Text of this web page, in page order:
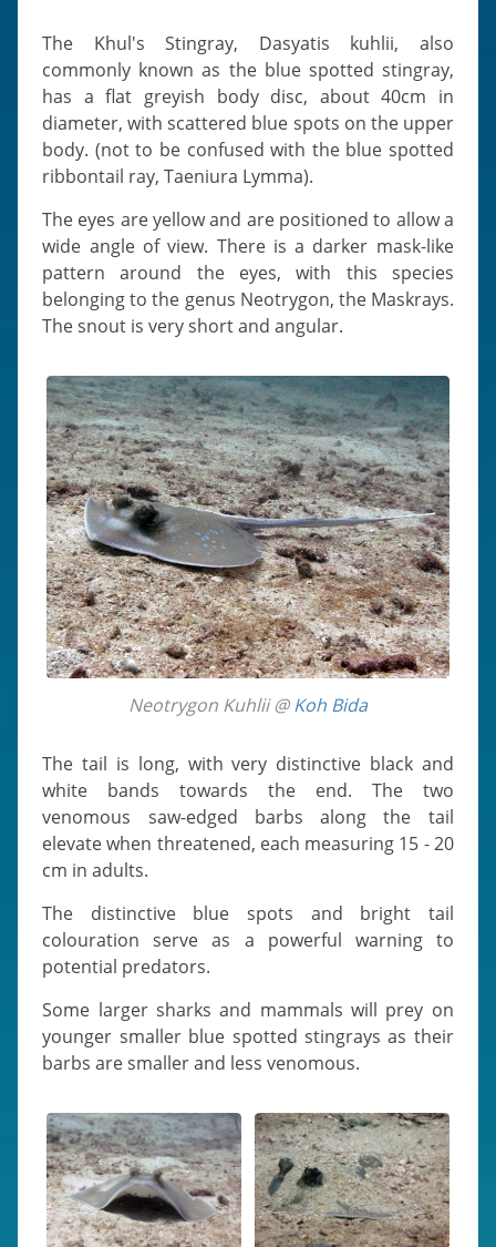
The Khul's Stingray, Dasyatis kuhlii, also
commonly known as the blue spotted stingray,
has a flat greyish body disc, about 40cm in
diameter, with scattered blue spots on the upper
body. (not to be confused with the blue spotted
ribbontail ray, Taeniura Lymma).
The eyes are yellow and are positioned to allow a
wide angle of view. There is a darker mask-like
pattern around the eyes, with this species
belonging to the genus Neotrygon, the Maskrays.
The snout is very short and angular.
Neotrygon Kuhlii @Koh Bida
The tail is long, with very distinctive black and
white bands towards the end. The two
venomous saw-edged barbs along the tail
elevate when threatened, each measuring 15 - 20
cm in adults.
The distinctive blue spots and bright tail
colouration serve as a powerful warning to
potential predators.
Some larger sharks and mammals will prey on
younger smaller blue spotted stingrays as their
barbs are smaller and less venomous.